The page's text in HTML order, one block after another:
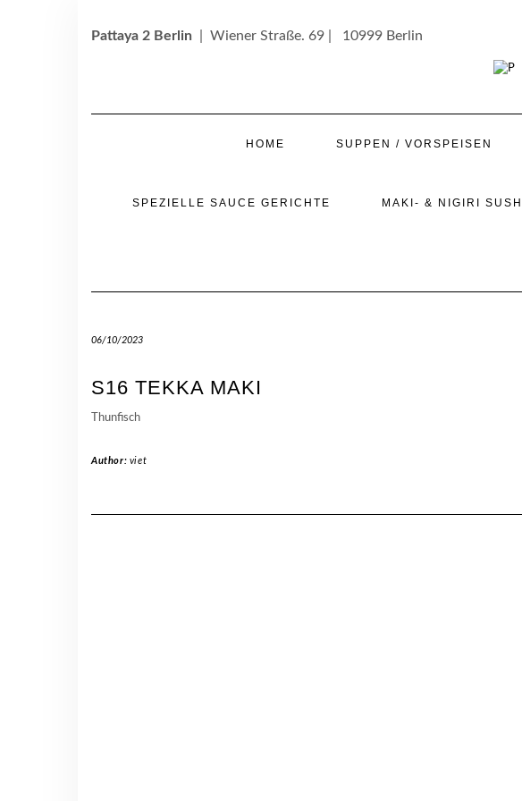
Pattaya 2 Berlin | Wiener Straße. 69 | 10999 Berlin
HOME SUPPEN / VORSPEISEN
SPEZIELLE SAUCE GERICHTE MAKI- & NIGIRI SUSHI
06/10/2023
S16 TEKKA MAKI
Thunfisch
Author: viet